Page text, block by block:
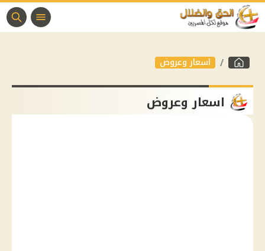
اسعار وعروض
اسعار وعروض